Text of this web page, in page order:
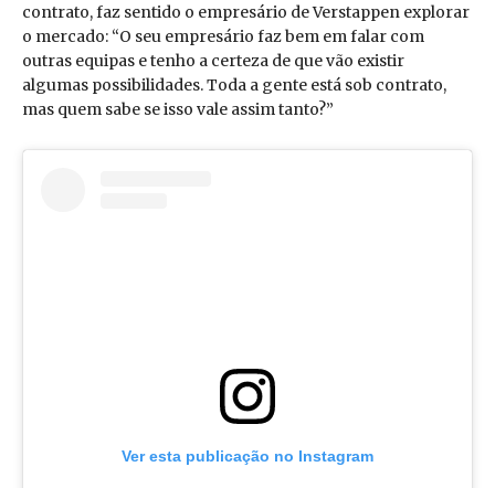
contrato, faz sentido o empresário de Verstappen explorar
o mercado: “O seu empresário faz bem em falar com
outras equipas e tenho a certeza de que vão existir
algumas possibilidades. Toda a gente está sob contrato,
mas quem sabe se isso vale assim tanto?”
Ver esta publicação no Instagram